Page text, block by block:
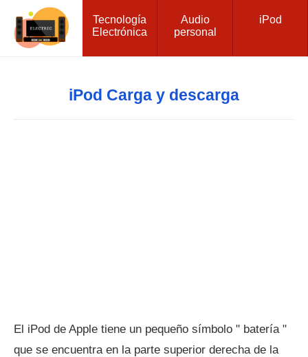
Tecnología
Electrónica
Audio
personal
iPod
iPod Carga y descarga
El iPod de Apple tiene un pequeño símbolo " batería "
que se encuentra en la parte superior derecha de la